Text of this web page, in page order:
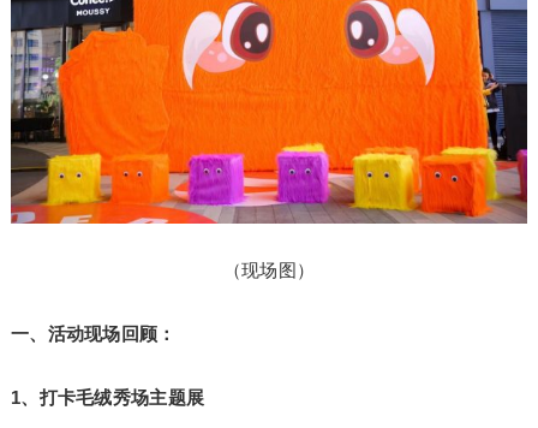
（现场图）
一、活动现场回顾：
1、打卡毛绒秀场主题展